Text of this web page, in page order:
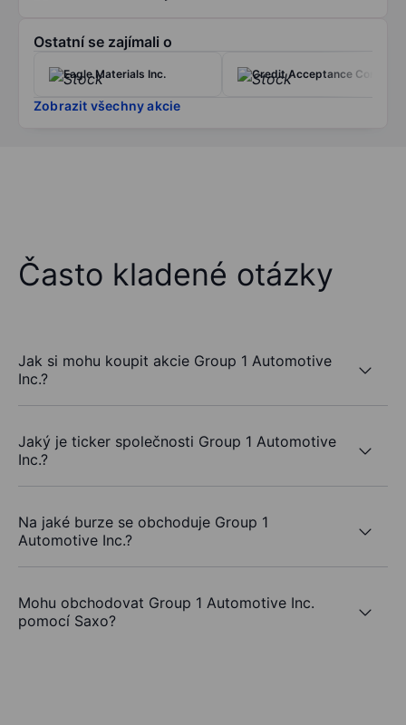
Ostatní se zajímali o
Eagle Materials Inc. Credit Acceptance Corp.
Zobrazit všechny akcie
Často kladené otázky
Jak si mohu koupit akcie Group 1 Automotive
Inc.?
Jaký je ticker společnosti Group 1 Automotive
Inc.?
Na jaké burze se obchoduje Group 1
Automotive Inc.?
Mohu obchodovat Group 1 Automotive Inc.
pomocí Saxo?